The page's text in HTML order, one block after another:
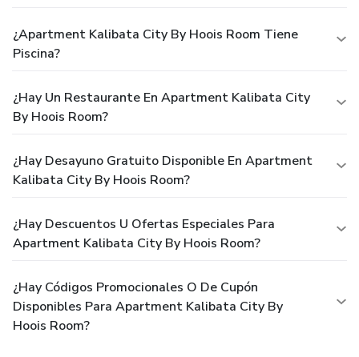
¿Apartment Kalibata City By Hoois Room Tiene
Piscina?
¿Hay Un Restaurante En Apartment Kalibata City
By Hoois Room?
¿Hay Desayuno Gratuito Disponible En Apartment
Kalibata City By Hoois Room?
¿Hay Descuentos U Ofertas Especiales Para
Apartment Kalibata City By Hoois Room?
¿Hay Códigos Promocionales O De Cupón
Disponibles Para Apartment Kalibata City By
Hoois Room?